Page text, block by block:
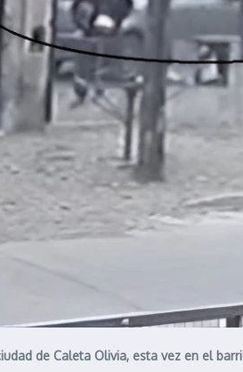
de Caleta Olivia, esta vez en el